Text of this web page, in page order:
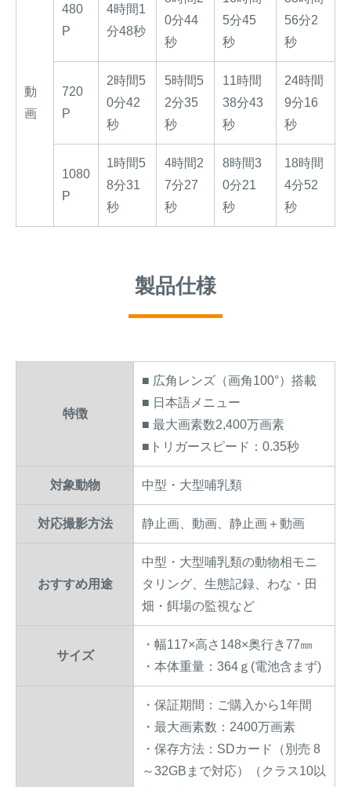
動
画
480
P
4時間1
分48秒
0分44
秒
5分45
秒
56分2
秒
720
P
2時間5
0分42
秒
5時間5
2分35
秒
11時間
38分43
秒
24時間
9分16
秒
1080
P
1時間5
8分31
秒
4時間2
7分27
秒
8時間3
0分21
秒
18時間
4分52
秒
製品仕様
特徴
■ 広角レンズ（画角100°）搭載
■ 日本語メニュー
■ 最大画素数2,400万画素
■トリガースピード：0.35秒
対象動物 中型・大型哺乳類
対応撮影方法 静止画、動画、静止画＋動画
おすすめ用途
中型・大型哺乳類の動物相モニ
タリング、生態記録、わな・田
畑・餌場の監視など
サイズ
・幅117×高さ148×奥行き77㎜
・本体重量：364ｇ(電池含まず)
・保証期間：ご購入から1年間
・最大画素数：2400万画素
・保存方法：SDカード（別売 8
～32GBまで対応）（クラス10以